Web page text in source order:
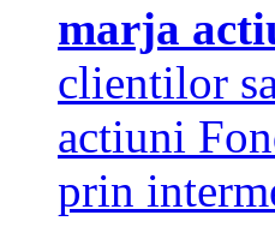
marja
clientilor
actiuni
prin